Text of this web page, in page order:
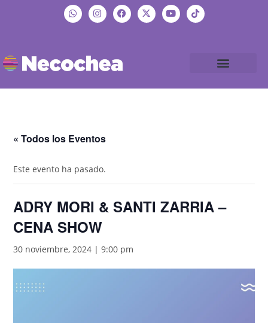
« Todos los Eventos
Este evento ha pasado.
ADRY MORI & SANTI ZARRIA –
CENA SHOW
30 noviembre, 2024 | 9:00 pm